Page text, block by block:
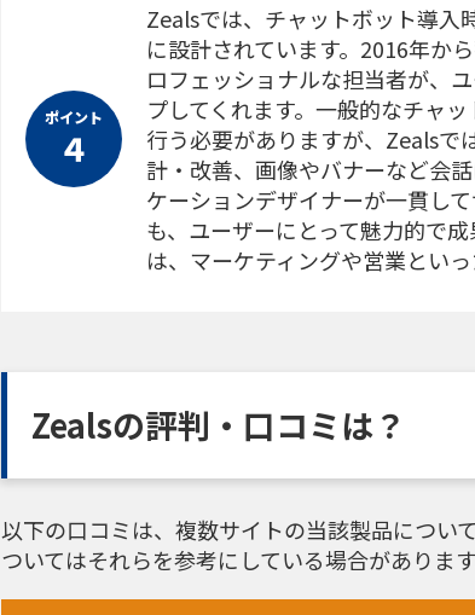
ポイント
４
Zealsでは、チャットボット導入
に設計されています。2016年か
ロフェッショナルな担当者が、
プしてくれます。一般的なチャ
行う必要がありますが、Zealsで
計・改善、画像やバナーなど会
ケーションデザイナーが一貫し
も、ユーザーにとって魅力的で
は、マーケティングや営業とい
Zealsの評判・口コミは？
以下の口コミは、複数サイトの当該製品につい
ついてはそれらを参考にしている場合があります